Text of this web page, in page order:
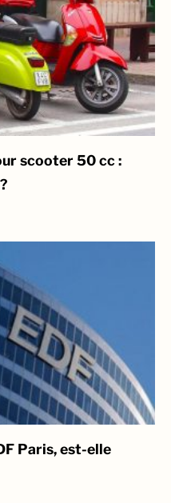
scooter 50 cc :
Paris, est-elle